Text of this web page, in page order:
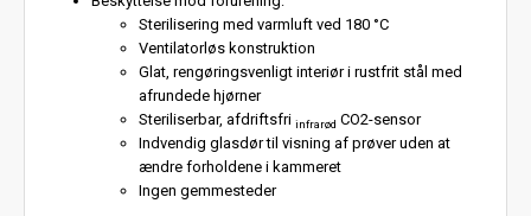
Sterilisering med varmluft ved 180 °C
Ventilatorløs konstruktion
Glat, rengøringsvenligt interiør i rustfrit stål med
afrundede hjørner
Steriliserbar, afdriftsfriinfrarød CO2-sensor
Indvendig glasdør til visning af prøver uden at
ændre forholdene i kammeret
Ingen gemmesteder